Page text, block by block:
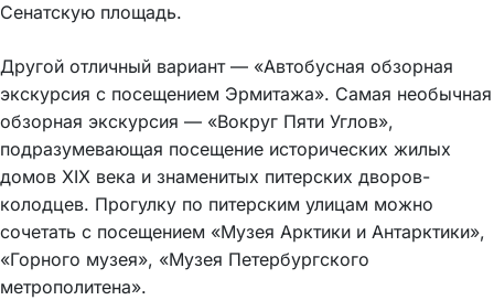
Сенатскую площадь.
Другой отличный вариант — «Автобусная обзорная
экскурсия с посещением Эрмитажа». Самая необычная
обзорная экскурсия — «Вокруг Пяти Углов»,
подразумевающая посещение исторических жилых
домов XIX века и знаменитых питерских дворов-
колодцев. Прогулку по питерским улицам можно
сочетать с посещением «Музея Арктики и Антарктики»,
«Горного музея», «Музея Петербургского
метрополитена».